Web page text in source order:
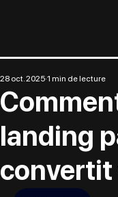
landing
convertit
28 oct. 2025 1 min de lecture